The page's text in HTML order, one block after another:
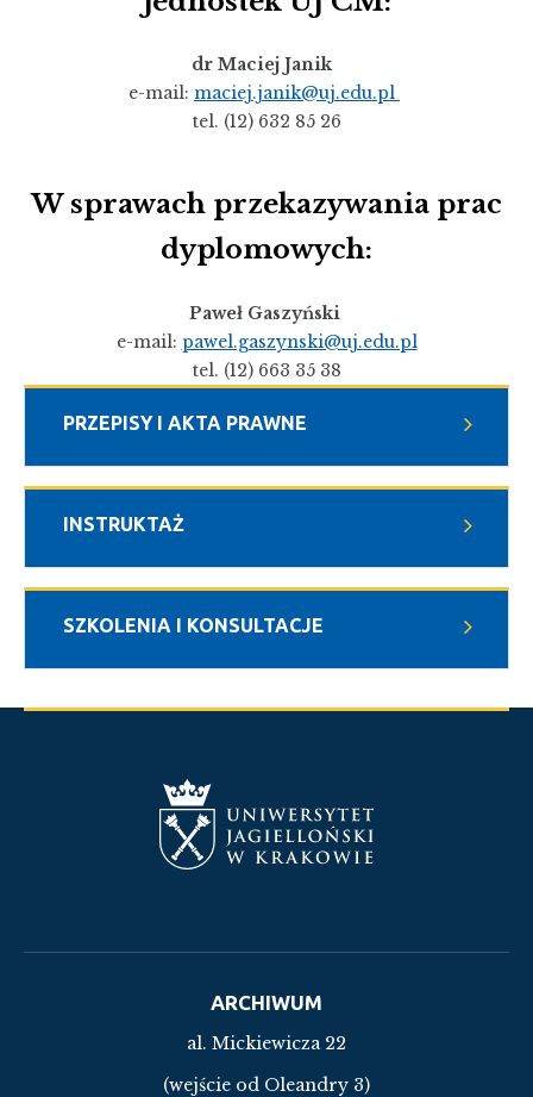
PRZEPISY I AKTA PRAWNE
INSTRUKTAŻ
SZKOLENIA I KONSULTACJE
dr Maciej Janik
e-mail: maciej.janik@uj.edu.pl
tel. (12) 632 85 26
W sprawach przekazywania prac
dyplomowych:
Paweł Gaszyński
e-mail: pawel.gaszynski@uj.edu.pl
tel. (12) 663 35 38
ARCHIWUM
al. Mickiewicza 22
(wejście od Oleandry 3)